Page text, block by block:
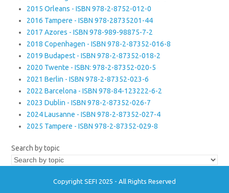
2015 Orleans - ISBN 978-2-8752-012-0
2016 Tampere - ISBN 978-28735201-44
2017 Azores - ISBN 978-989-98875-7-2
2018 Copenhagen - ISBN 978-2-87352-016-8
2019 Budapest - ISBN 978-2-87352-018-2
2020 Twente - ISBN: 978-2-87352-020-5
2021 Berlin - ISBN 978-2-87352-023-6
2022 Barcelona - ISBN 978-84-123222-6-2
2023 Dublin - ISBN 978-2-87352-026-7
2024 Lausanne - ISBN 978-2-87352-027-4
2025 Tampere - ISBN 978-2-87352-029-8
Search by topic
Copyright SEFI 2025 - All Rights Reserved